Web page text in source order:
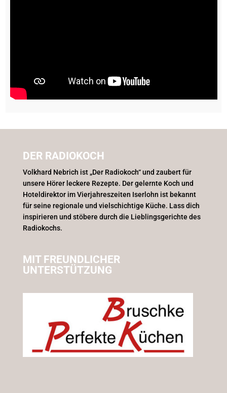
DER RADIOKOCH
Volkhard Nebrich ist „Der Radiokoch“ und zaubert für
unsere Hörer leckere Rezepte. Der gelernte Koch und
Hoteldirektor im Vierjahreszeiten Iserlohn ist bekannt
für seine regionale und vielschichtige Küche. Lass dich
inspirieren und stöbere durch die Lieblingsgerichte des
Radiokochs.
MIT FREUNDLICHER
UNTERSTÜTZUNG